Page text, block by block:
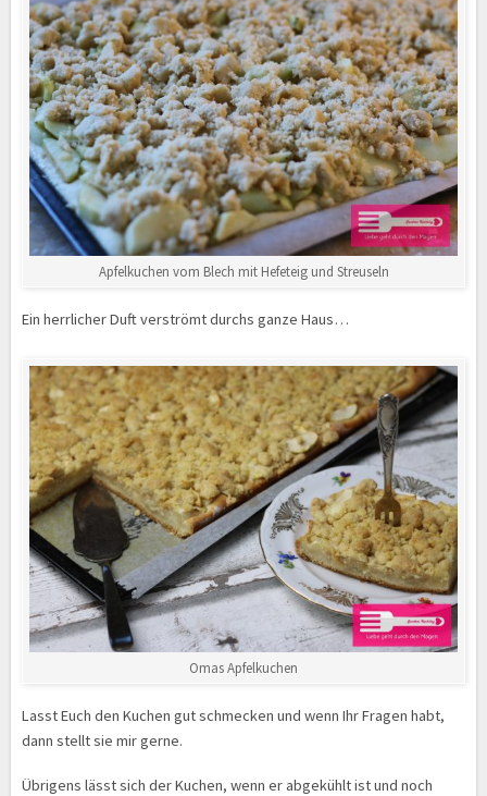
Apfelkuchen vom Blech mit Hefeteig und Streuseln
Ein herrlicher Duft verströmt durchs ganze Haus…
Omas Apfelkuchen
Lasst Euch den Kuchen gut schmecken und wenn Ihr Fragen habt,
dann stellt sie mir gerne.
Übrigens lässt sich der Kuchen, wenn er abgekühlt ist und noch